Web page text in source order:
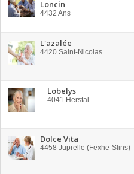
Loncin
4432 Ans
L'azalée
4420 Saint-Nicolas
Lobelys
4041 Herstal
Dolce Vita
4458 Juprelle (Fexhe-Slins)